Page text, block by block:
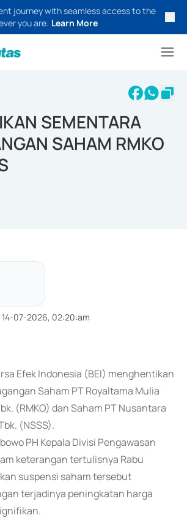
journey with seamless access to the
you are. Learn More
SEMENTARA
SAHAM RMKO
14-07-2026, 02:20:am
Efek Indonesia (BEI) menghentikan
Saham PT Royaltama Mulia
(RMKO) dan Saham PT Nusantara
(NSSS).
PH Kepala Divisi Pengawasan
keterangan tertulisnya Rabu
suspensi saham tersebut
terjadinya peningkatan harga